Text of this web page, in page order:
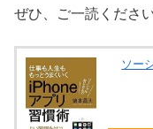
ぜひ、ご一読ください
ソー